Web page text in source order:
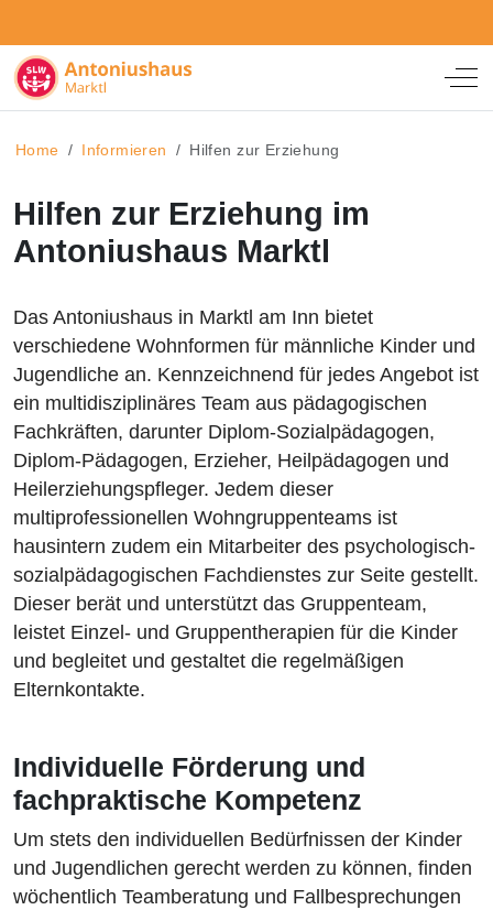
Home Informieren Hilfen zur Erziehung
Hilfen zur Erziehung im
Antoniushaus Marktl
Das Antoniushaus in Marktl am Inn bietet
verschiedene Wohnformen für männliche Kinder und
Jugendliche an. Kennzeichnend für jedes Angebot ist
ein multidisziplinäres Team aus pädagogischen
Fachkräften, darunter Diplom-Sozialpädagogen,
Diplom-Pädagogen, Erzieher, Heilpädagogen und
Heilerziehungspfleger. Jedem dieser
multiprofessionellen Wohngruppenteams ist
hausintern zudem ein Mitarbeiter des psychologisch-
sozialpädagogischen Fachdienstes zur Seite gestellt.
Dieser berät und unterstützt das Gruppenteam,
leistet Einzel- und Gruppentherapien für die Kinder
und begleitet und gestaltet die regelmäßigen
Elternkontakte.
Individuelle Förderung und
fachpraktische Kompetenz
Um stets den individuellen Bedürfnissen der Kinder
und Jugendlichen gerecht werden zu können, finden
wöchentlich Teamberatung und Fallbesprechungen